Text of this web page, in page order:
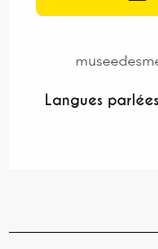
Langues parlées
Langues parlées